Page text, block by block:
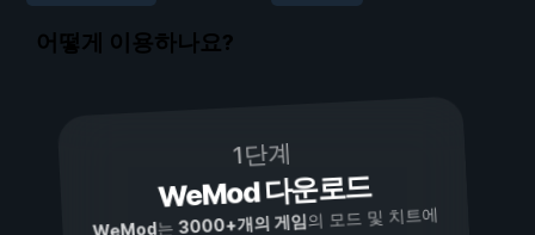
어떻게 이용하나요?
1단계
WeMod 다운로드
는3000+개의 게임의 모드 및 치트에